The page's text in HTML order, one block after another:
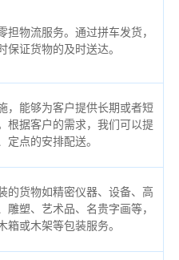
担物流服务。通过拼车发货，
保证货物的及时送达。
，能够为客户提供长期或者短
根据客户的需求，我们可以提
定点的安排配送。
的货物如精密仪器、设备、高
雕塑、艺术品、名贵字画等，
箱或木架等包装服务。